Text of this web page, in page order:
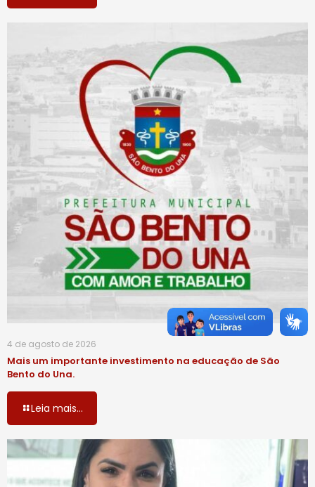
4 de agosto de 2026
Mais um importante investimento na educação de São
Bento do Una.
Leia mais...